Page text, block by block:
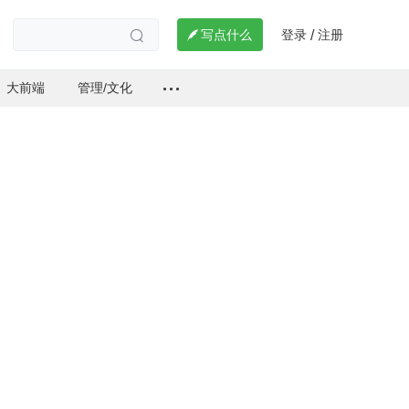
  写点什么 登录 / 注册
大前端 管理/文化